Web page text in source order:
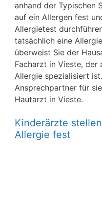
anhand der Typischen
auf ein Allergen fest
Allergietest
tatsächlich eine
überweist Sie der
Facharzt in Vieste, der
Allergie spezialisiert
Ansprechpartner für
Hautarzt in Vieste.
Kinderärzte
Allergie fest